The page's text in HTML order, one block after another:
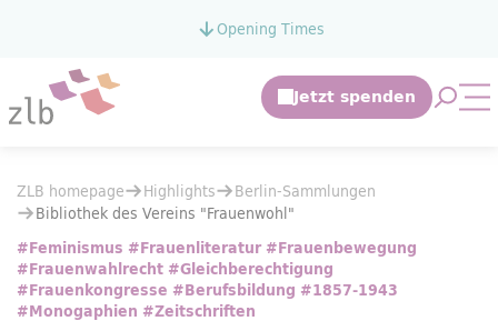
Opening Times
Open
Highlights
Berlin-Sammlungen
Bibliothek des Vereins "Frauenwohl"
You are here:
ZLB homepage Highlights
Berlin-Sammlungen
Bibliothek des Vereins "Frauenwohl"
#Feminismus #Frauenliteratur #Frauenbewegung
#Frauenwahlrecht #Gleichberechtigung
#Frauenkongresse #Berufsbildung #1857-1943
#Monogaphien #Zeitschriften